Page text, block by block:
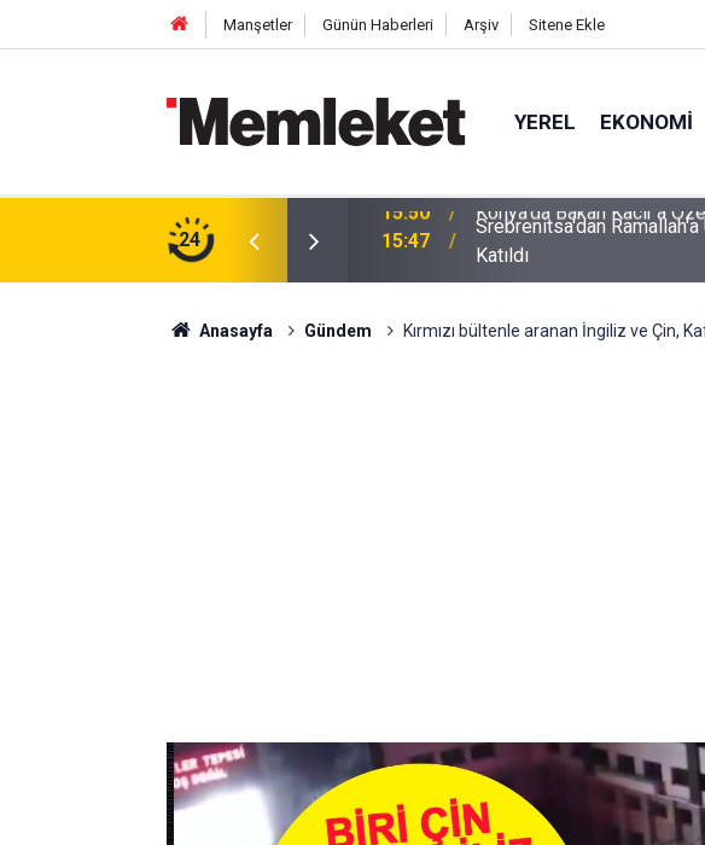
Manşetler Günün Haberleri Arşiv Sitene Ekle
YEREL EKONOMI
24
Çivisiz Yapılan Sanat Eseri Hayran Bıraktı 15:47
Srebrenitsa'dan
Katıldı
Anasayfa Gündem Kırmızı bültenle aranan İngiliz ve Çin,